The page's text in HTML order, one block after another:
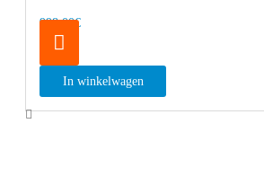
998,00€
In winkelwagen